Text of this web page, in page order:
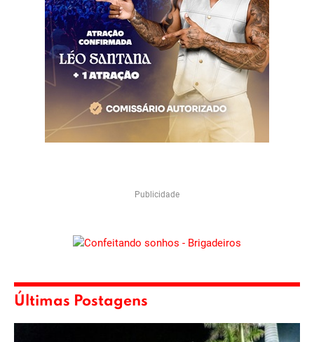
Publicidade
Últimas Postagens